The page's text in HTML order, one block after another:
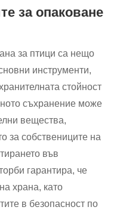
за опаковане
за птици са нещо
инструменти,
стойност
съхранение може
вещества,
за собствениците на
във
гарантира, че
храна, като
в безопасност по